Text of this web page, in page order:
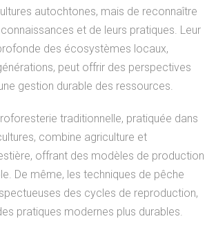
autochtones, mais de reconnaître
et de leurs pratiques. Leur
des écosystèmes locaux,
peut offrir des perspectives
gestion durable des ressources.
traditionnelle, pratiquée dans
combine agriculture et
offrant des modèles de production
De même, les techniques de pêche
des cycles de reproduction,
pratiques modernes plus durables.